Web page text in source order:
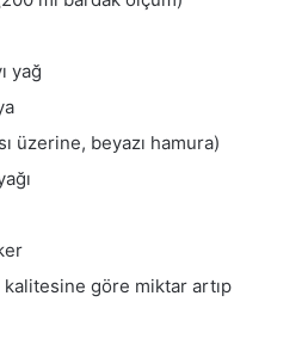
yağ
üzerine, beyazı hamura)
kalitesine göre miktar artıp